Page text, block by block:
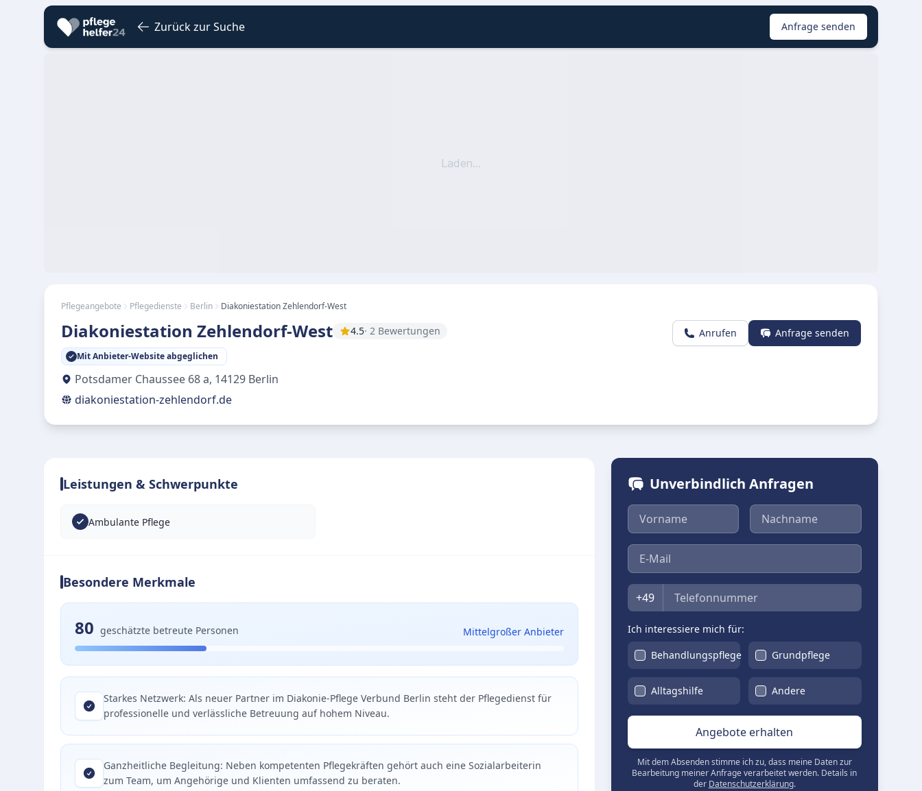
Zurück zur Suche Anfrage senden
Laden...
Pflegeangebote Pflegedienste Berlin Diakoniestation Zehlendorf-West
Diakoniestation Zehlendorf-West 4.5· 2 Bewertungen
Mit Anbieter-Website abgeglichen
Potsdamer Chaussee 68 a, 14129 Berlin
diakoniestation-zehlendorf.de
Anrufen Anfrage senden
Leistungen & Schwerpunkte
Ambulante Pflege
Besondere Merkmale
80 geschätzte betreute Personen Mittelgroßer Anbieter
Starkes Netzwerk: Als neuer Partner im Diakonie-Pflege Verbund Berlin steht der Pflegedienst für
professionelle und verlässliche Betreuung auf hohem Niveau.
Ganzheitliche Begleitung: Neben kompetenten Pflegekräften gehört auch eine Sozialarbeiterin
zum Team, um Angehörige und Klienten umfassend zu beraten.
Unverbindlich Anfragen
Vorname Nachname
E-Mail
Telefon
+49
Ich interessiere mich für:
Behandlungspflege
Grundpflege
Alltagshilfe Andere
Angebote erhalten
Mit dem Absenden stimme ich zu, dass meine Daten zur
Bearbeitung meiner Anfrage verarbeitet werden. Details in
der Datenschutzerklärung.